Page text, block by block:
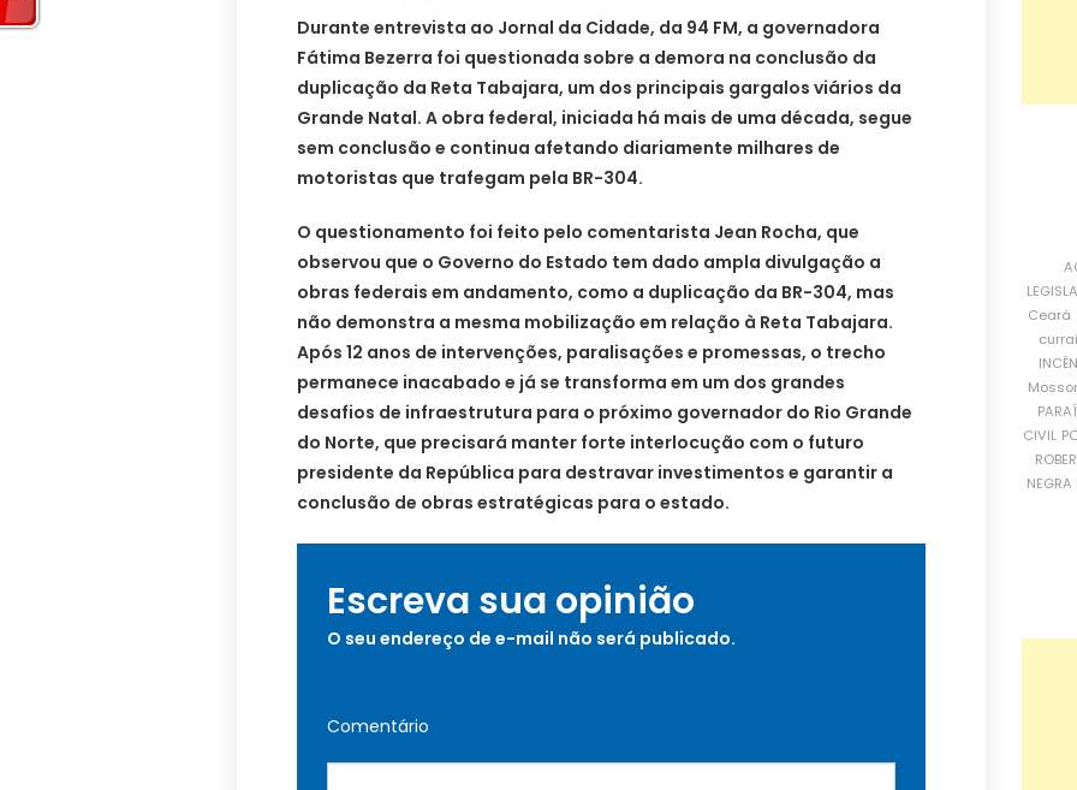
Durante entrevista ao Jornal da Cidade, da 94 FM, a governadora
Fátima Bezerra foi questionada sobre a demora na conclusão da
duplicação da Reta Tabajara, um dos principais gargalos viários da
Grande Natal. A obra federal, iniciada há mais de uma década, segue
sem conclusão e continua afetando diariamente milhares de
motoristas que trafegam pela BR-304.
O questionamento foi feito pelo comentarista Jean Rocha, que
observou que o Governo do Estado tem dado ampla divulgação a
obras federais em andamento, como a duplicação da BR-304, mas
não demonstra a mesma mobilização em relação à Reta Tabajara.
Após 12 anos de intervenções, paralisações e promessas, o trecho
permanece inacabado e já se transforma em um dos grandes
desafios de infraestrutura para o próximo governador do Rio Grande
do Norte, que precisará manter forte interlocução com o futuro
presidente da República para destravar investimentos e garantir a
conclusão de obras estratégicas para o estado.
Escreva sua opinião
O seu endereço de e-mail não será publicado.
Comentário
Ceará
CIVIL
NEGRA